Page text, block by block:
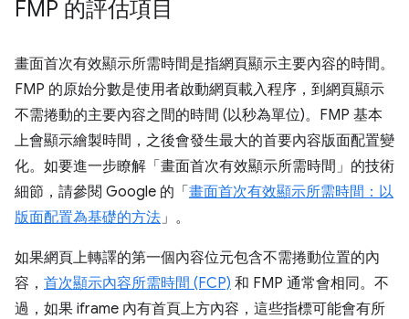
FMP 的評估項目
畫面首次有效顯示所需時間是指網頁顯示主要內容的時間。
FMP 的原始分數是使用者啟動網頁載入程序，到網頁顯示
不需捲動的主要內容之間的時間 (以秒為單位)。FMP 基本
上會顯示繪製時間，之後會發生最大的首要內容版面配置變
化。如要進一步瞭解「畫面首次有效顯示所需時間」的技術
細節，請參閱 Google 的「畫面首次有效顯示所需時間：以
版面配置為基礎的方法 」。
如果網頁上轉譯的第一個內容位元包含不需捲動位置的內
容， 首次顯示內容所需時間 (FCP) 和 FMP 通常會相同。不
過，如果 iframe 內有首頁上方內容，這些指標可能會有所